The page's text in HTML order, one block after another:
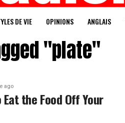
DE VIE OPINIONS ANGLAIS
"plate"
ago
the Food Off Your